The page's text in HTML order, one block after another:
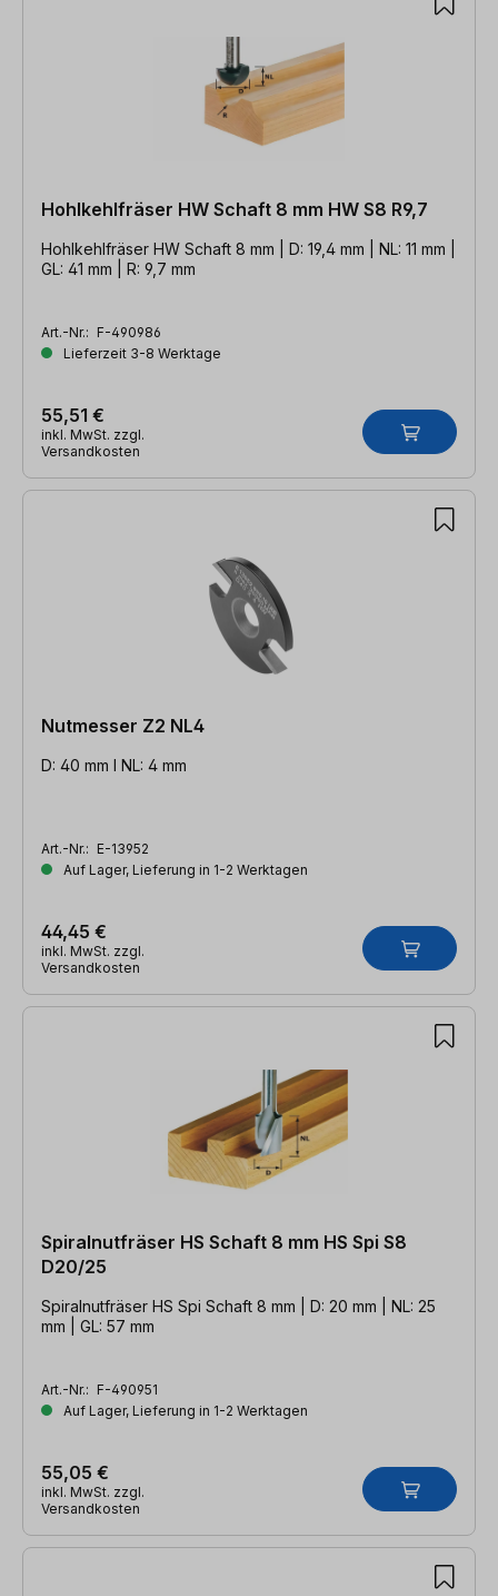
Hohlkehlfräser HW Schaft 8 mm HW S8 R9,7
Hohlkehlfräser HW Schaft 8 mm | D: 19,4 mm | NL: 11 mm |
GL: 41 mm | R: 9,7 mm
Art.-Nr.: F-490986
Lieferzeit 3-8 Werktage
55,51 €
inkl. MwSt. zzgl.
Versandkosten
Nutmesser Z2 NL4
D: 40 mm l NL: 4 mm
Art.-Nr.: E-13952
Auf Lager, Lieferung in 1-2 Werktagen
44,45 €
inkl. MwSt. zzgl.
Versandkosten
Spiralnutfräser HS Schaft 8 mm HS Spi S8
D20/25
Spiralnutfräser HS Spi Schaft 8 mm | D: 20 mm | NL: 25
mm | GL: 57 mm
Art.-Nr.: F-490951
Auf Lager, Lieferung in 1-2 Werktagen
55,05 €
inkl. MwSt. zzgl.
Versandkosten